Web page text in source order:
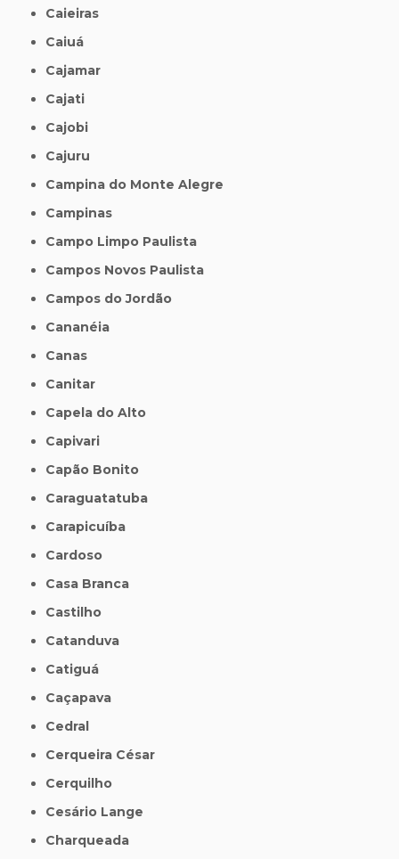
Caieiras
Caiuá
Cajamar
Cajati
Cajobi
Cajuru
Campina do Monte Alegre
Campinas
Campo Limpo Paulista
Campos Novos Paulista
Campos do Jordão
Cananéia
Canas
Canitar
Capela do Alto
Capivari
Capão Bonito
Caraguatatuba
Carapicuíba
Cardoso
Casa Branca
Castilho
Catanduva
Catiguá
Caçapava
Cedral
Cerqueira César
Cerquilho
Cesário Lange
Charqueada